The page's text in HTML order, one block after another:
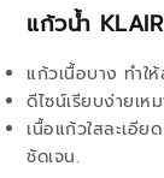
แก้วน้ำ
แก้วเนื้อบาง ทำใ
ดีไซน์เรียบง่ายเห
เนื้อแก้วใสละเอีย
ชัดเจน.